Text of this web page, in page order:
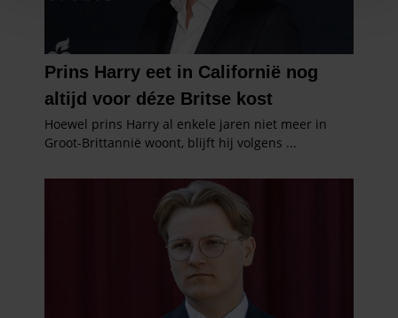
personaliseren, om functies voor social media te bieden
en om ons websiteverkeer te analyseren. Ook delen we
informatie over uw gebruik van onze site met onze
partners voor social media, adverteren en analyse. Deze
partners kunnen deze gegevens combineren met andere
informatie die u aan ze heeft verstrekt of die ze hebben
verzameld op basis van uw gebruik van hun services. U
gebruiken.